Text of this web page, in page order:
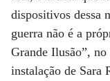
dispositivos dessa
guerra não é a
Grande Ilusão”,
instalação de Sara